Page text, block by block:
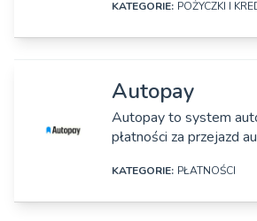
Strona www:
Rok założenia:
Osoby zarządzające:
KATEGORIE: POŻYCZKI I
Nazwa firmy:
PKO Leasing, SA
Ul. Świętokrzyska 36, Warszawa
Autopay
Autopay to system
płatności za przejazd
KATEGORIE: PŁATNOŚCI